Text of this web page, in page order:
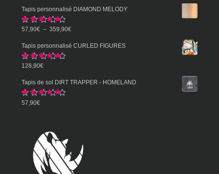
Tapis personnalisé DIAMOND MELODY
Note 5.00
sur 5
57,90€ – 359,90€Plage
à
Tapis personnalisé CURLED FIGURES
Note
sur 5
128,90€
Tapis de sol DIRT TRAPPER - HOMELAND
Note
sur 5
57,90€